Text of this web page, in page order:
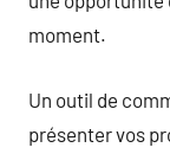
moment.
Un outil de
présenter vos